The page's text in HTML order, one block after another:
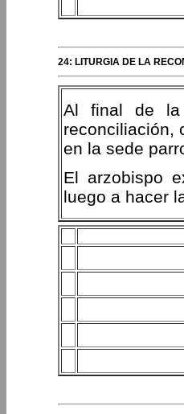
24: LITURGIA DE LA
Al final de la
reconciliación,
en la sede
El arzobispo
luego a hacer